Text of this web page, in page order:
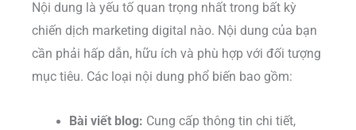
Nội dung là yếu tố quan trọng nhất trong bất kỳ
chiến dịch marketing digital nào. Nội dung của bạn
cần phải hấp dẫn, hữu ích và phù hợp với đối tượng
mục tiêu. Các loại nội dung phổ biến bao gồm:
Bài viết blog: Cung cấp thông tin chi tiết,